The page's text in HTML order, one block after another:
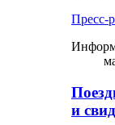
Пресс-
и